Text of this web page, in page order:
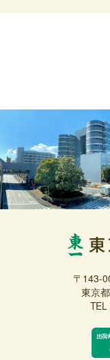
〒143-
東京
TEL